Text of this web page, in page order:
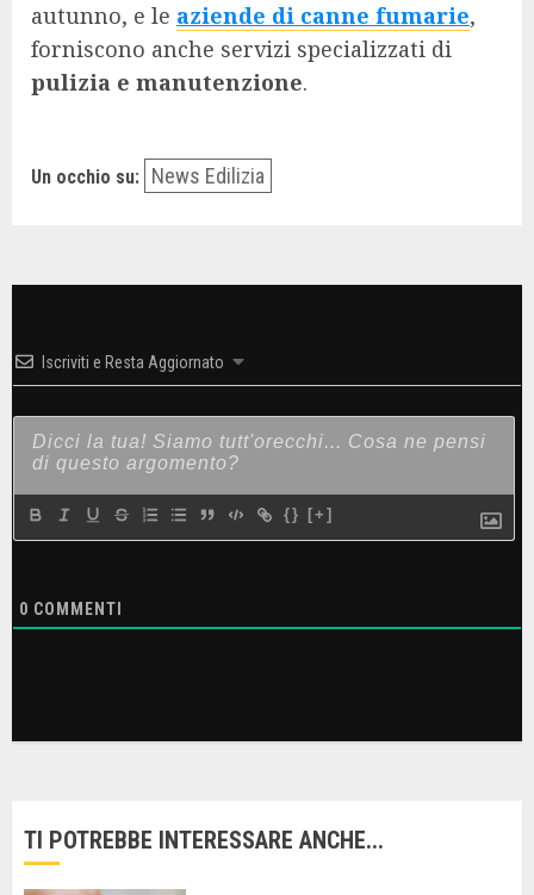
autunno, e le aziende di canne fumarie,
forniscono anche servizi specializzati di
pulizia e manutenzione.
Un occhio su: News Edilizia
Iscriviti e Resta Aggiornato
{} [+]
0 COMMENTI
TI POTREBBE INTERESSARE ANCHE...